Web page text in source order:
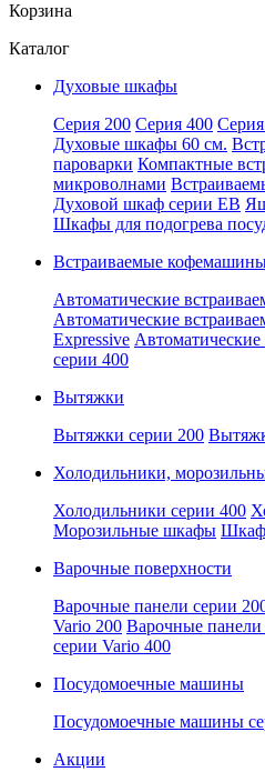
Корзина
Каталог
Духовые шкафы
Серия 200 Серия 400
Духовые шкафы 60 см.
пароварки Компактные
микроволнами
Духовой шкаф серии EB
Шкафы для подогрева
Встраиваемые
Автоматические
Автоматические
Expressive
серии 400
Вытяжки
Вытяжки серии 200
Холодильники,
Холодильники серии 400
Морозильные шкафы
Варочные поверхности
Варочные панели серии
Vario 200 Варочные панели
серии Vario 400
Посудомоечные машины
Посудомоечные машины
Акции